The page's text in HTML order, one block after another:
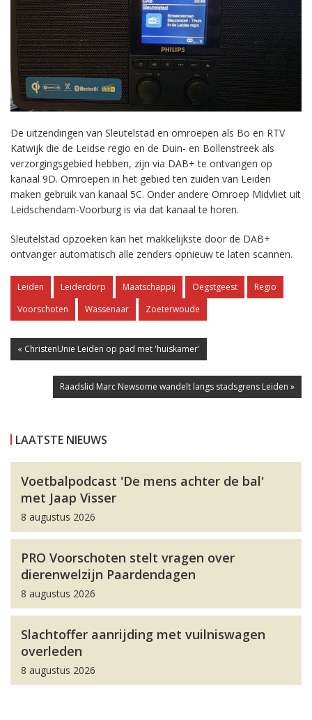
De uitzendingen van Sleutelstad en omroepen als Bo en RTV
Katwijk die de Leidse regio en de Duin- en Bollenstreek als
verzorgingsgebied hebben, zijn via DAB+ te ontvangen op
kanaal 9D. Omroepen in het gebied ten zuiden van Leiden
maken gebruik van kanaal 5C. Onder andere Omroep Midvliet uit
Leidschendam-Voorburg is via dat kanaal te horen.
Sleutelstad opzoeken kan het makkelijkste door de DAB+
ontvanger automatisch alle zenders opnieuw te laten scannen.
Leiden Leiderdorp Maatschappij Oegstgeest
Regio
Voorschoten
Wassenaar Zoeterwoude
« ChristenUnie Leiden op pad met 'huiskamer'
Raadslid Marc Newsome wandelt langs stadsgrens Leiden »
LAATSTE NIEUWS
Voetbalpodcast 'De mens achter de bal'
met Jaap Visser
8 augustus 2026
PRO Voorschoten stelt vragen over
dierenwelzijn Paardendagen
8 augustus 2026
Slachtoffer aanrijding met vuilniswagen
overleden
8 augustus 2026